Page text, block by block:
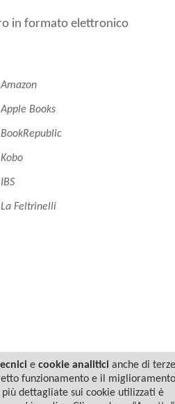
in formato elettronico
Amazon
Apple Books
BookRepublic
Kobo
IBS
La Feltrinelli
e cookie analiticianche di terze
funzionamento e il miglioramento
dettagliate sui cookie utilizzati è